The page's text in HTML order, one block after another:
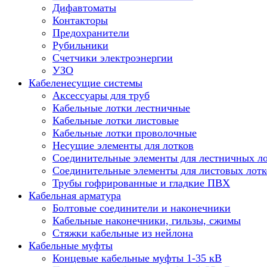
Дифавтоматы
Контакторы
Предохранители
Рубильники
Счетчики электроэнергии
УЗО
Кабеленесущие системы
Аксессуары для труб
Кабельные лотки лестничные
Кабельные лотки листовые
Кабельные лотки проволочные
Несущие элементы для лотков
Соединительные элементы для лестничных
Соединительные элементы для листовых
Трубы гофрированные и гладкие ПВХ
Кабельная арматура
Болтовые соединители и наконечники
Кабельные наконечники, гильзы, сжимы
Стяжки кабельные из нейлона
Кабельные муфты
Концевые кабельные муфты 1-35 кВ